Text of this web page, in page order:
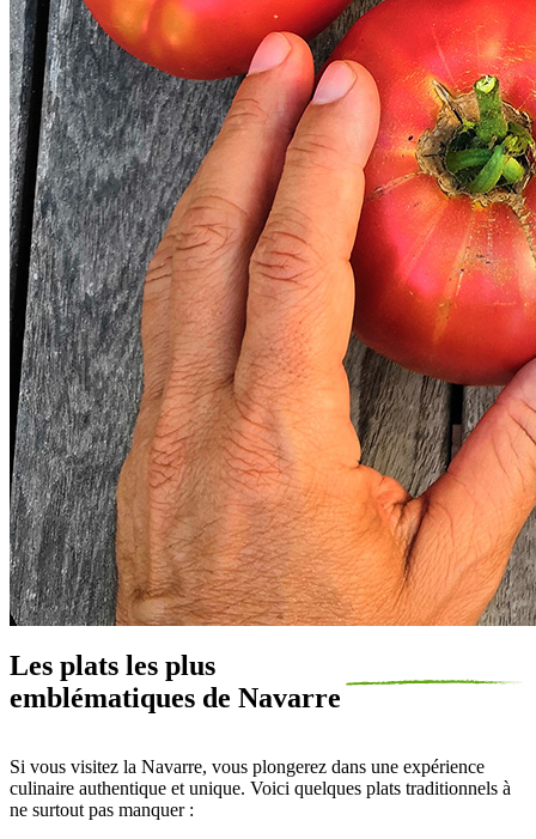
Les plats les plus
emblématiques de Navarre
Si vous visitez la Navarre, vous plongerez dans une expérience
culinaire authentique et unique. Voici quelques plats traditionnels à
ne surtout pas manquer :